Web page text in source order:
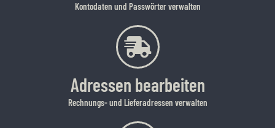
Kontodaten und Passwörter verwalten
Adressen bearbeiten
Rechnungs- und Lieferadressen verwalten